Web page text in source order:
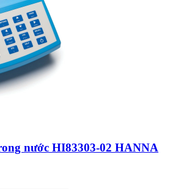
nước HI83303-02 HANNA